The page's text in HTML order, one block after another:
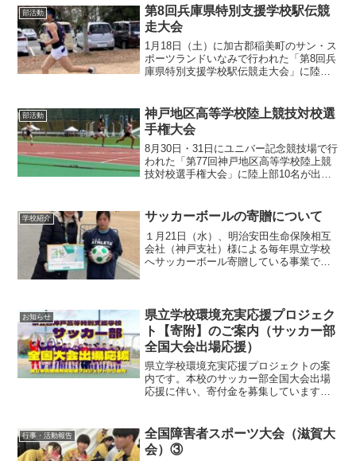
部活動
第8回兵庫県特別支援学校駅伝競
走大会
1月18日（土）に加古郡稲美町のサン・ス
ポーツランドいなみで行われた「第8回兵
庫県特別支援学校駅伝競走大会」に陸上
に出場しました。ロードレースは自分の
ペースであきらめず...
部活動
神戸地区高等学校陸上競技対校選
手権大会
8月30日・31日にユニバー記念競技場で行
われた「第77回神戸地区高等学校陸上競
技対校選手権大会」に陸上部10名が出場
は「挑戦する」ことを目標に、夏休み中
の練習で取り組...
学校紹介 サッカーボールの寄贈について
１月21日（水）、明治安田生命保険相互
会社（神戸支社）様による毎年県立学校
へサッカーボール寄贈している事業で、
活動で大事に使っていき...
お知らせ
県立学校環境充実応援プロジェク
ト【寄附】のご案内（サッカー部
全国大会出場応援）
県立学校環境充実応援プロジェクトの案
内です。本校のサッカー部全国大会出場
応援に伴い、寄付金を募集しています。
は、税控除の対象です。①現金か振り込
みにてお支払いいただく場...
行事・活動報告
全国障害者スポーツ大会（滋賀大
会）③